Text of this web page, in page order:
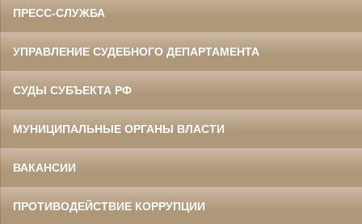
ПРЕСС-СЛУЖБА
УПРАВЛЕНИЕ СУДЕБНОГО ДЕПАРТАМЕНТА
СУДЫ СУБЪЕКТА РФ
МУНИЦИПАЛЬНЫЕ ОРГАНЫ ВЛАСТИ
ВАКАНСИИ
ПРОТИВОДЕЙСТВИЕ КОРРУПЦИИ